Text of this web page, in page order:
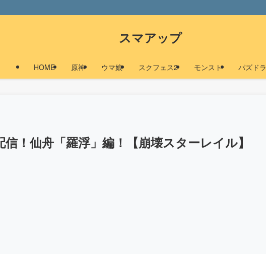
スマアップ
HOME 原神 ウマ娘 スクフェス2 モンスト パズドラ
信！仙舟「羅浮」編！【崩壊スターレイル】